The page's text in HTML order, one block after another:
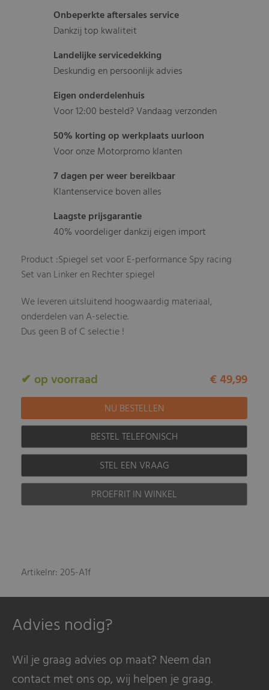
Onbeperkte aftersales service
Dankzij top kwaliteit
Landelijke servicedekking
Deskundig en persoonlijk advies
Eigen onderdelenhuis
Voor 12:00 besteld? Vandaag verzonden
50% korting op werkplaats uurloon
Voor onze Motorpromo klanten
7 dagen per weer bereikbaar
Klantenservice boven alles
Laagste prijsgarantie
40% voordeliger dankzij eigen import
Product :Spiegel set voor E-performance Spy racing
Set van Linker en Rechter spiegel
We leveren uitsluitend hoogwaardig materiaal,
onderdelen van A-selectie.
Dus geen B of C selectie !
✔ op voorraad € 49,99
BESTEL TELEFONISCH
STEL EEN VRAAG
PROEFRIT IN WINKEL
Artikelnr: 205-A1f
Advies nodig?
Wil je graag advies op maat? Neem dan
contact met ons op, wij helpen je graag.